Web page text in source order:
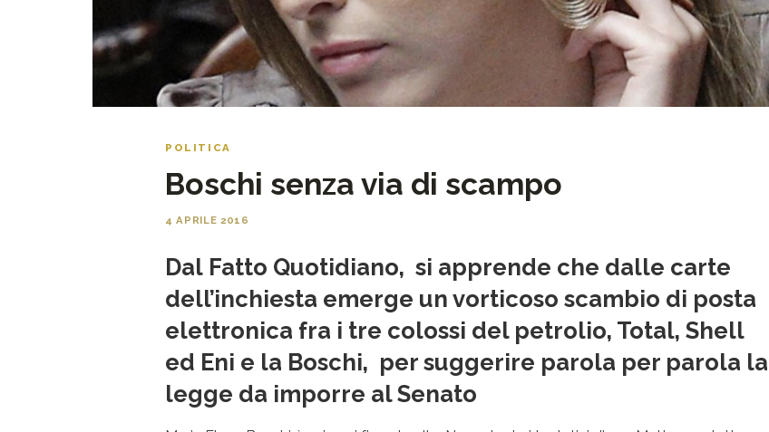
POLITICA
Boschi senza via di scampo
4 APRILE 2016
Dal Fatto Quotidiano, si apprende che dalle carte
dell’inchiesta emerge un vorticoso scambio di posta
elettronica fra i tre colossi del petrolio, Total, Shell
ed Eni e la Boschi, per suggerire parola per parola la
legge da imporre al Senato